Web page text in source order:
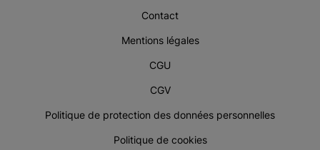
Contact
Mentions légales
CGU
CGV
Politique de protection des données personnelles
Politique de cookies